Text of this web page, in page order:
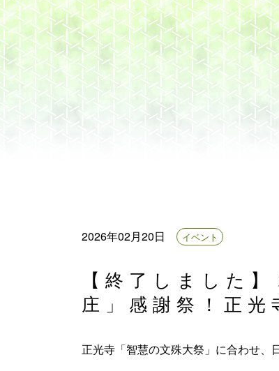
2026年02月20日 イベント
【終了しました
庄」感謝祭！正
正光寺「智慧の文殊大祭」に合わせ、